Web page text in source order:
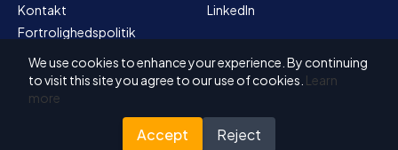
Kontakt
Fortrolighedspolitik
Sitemap
Vilkår og betingelser
LinkedIn
We use cookies to enhance your experience. By continuing
to visit this site you agree to our use of cookies. Learn
more
Accept Reject